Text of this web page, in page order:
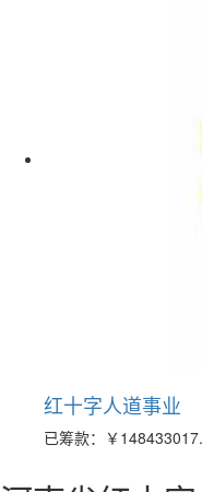
红十字人道事业
已筹款： ￥